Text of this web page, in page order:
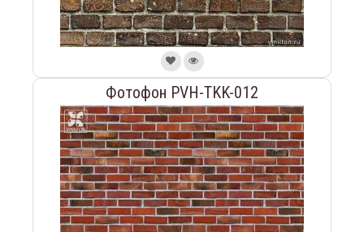
Фотофон PVH-TKK-012